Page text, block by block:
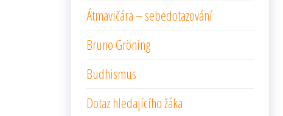
Átmavičára – sebedotazování
Bruno Gröning
Budhismus
Dotaz hledajícího žáka